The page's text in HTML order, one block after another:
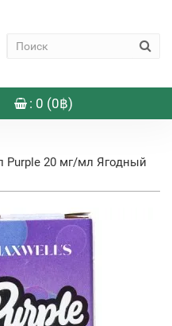
: 0 (0฿)
Purple 20 мг/мл Ягодный